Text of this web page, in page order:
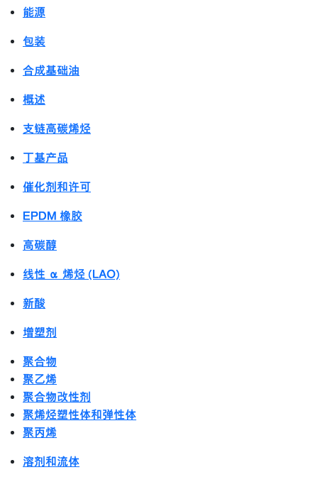
能源
包装
合成基础油
概述
支链高碳烯烃
丁基产品
催化剂和许可
EPDM 橡胶
高碳醇
线性 α 烯烃 (LAO)
新酸
增塑剂
聚合物
聚乙烯
聚合物改性剂
聚烯烃塑性体和弹性体
聚丙烯
溶剂和流体